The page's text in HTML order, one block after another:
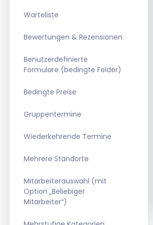
Warteliste
Bewertungen & Rezensionen
Benutzerdefinierte
Formulare (bedingte Felder)
Bedingte Preise
Gruppentermine
Wiederkehrende Termine
Mehrere Standorte
Mitarbeiterauswahl (mit
Option „Beliebiger
Mitarbeiter“)